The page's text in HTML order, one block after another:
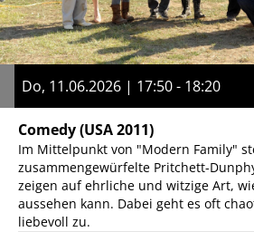
Do, 11.06.2026 | 17:50 - 18:20
Comedy(USA 2011)
Im Mittelpunkt von "Modern Family"
zusammengewürfelte Pritchett-
zeigen auf ehrliche und witzige Art,
aussehen kann. Dabei geht es oft
liebevoll zu.